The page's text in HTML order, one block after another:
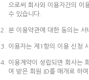
으로써 회사와 이용자간의 이
수 있습니다.
본 이용약관에 대한 동의는 서
이용자는 제1항의 이용 신청
이용계약이 성립되면 회사는
여 받은 회원 ID를 매개로 하